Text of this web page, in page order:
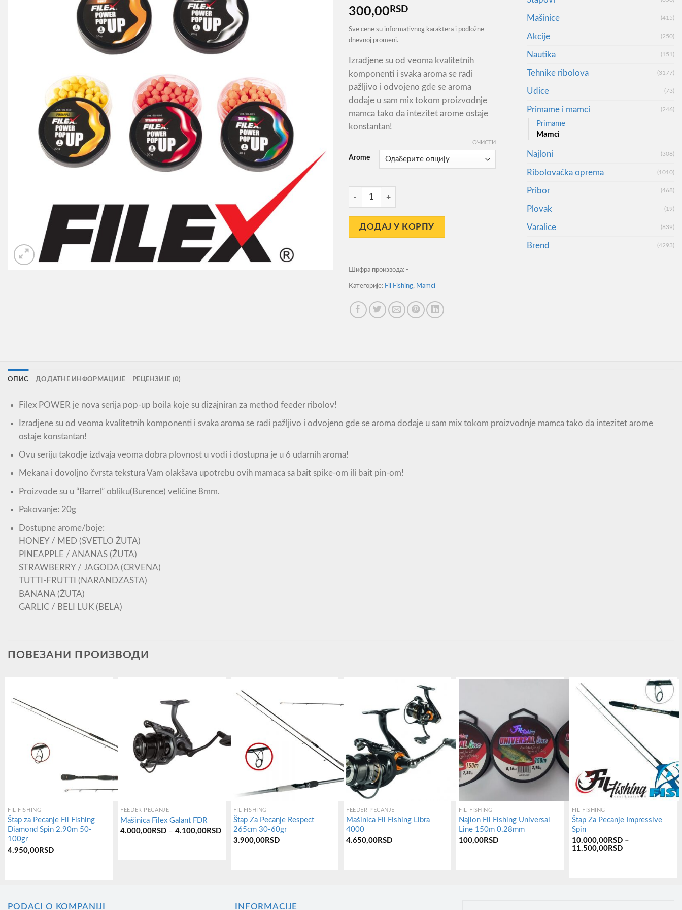
300,00 RSD
Sve cene su informativnog karaktera i podložne
dnevnoj promeni.
Izradjene su od veoma kvalitetnih
komponenti i svaka aroma se radi
pažljivo i odvojeno gde se aroma
dodaje u sam mix tokom proizvodnje
mamca tako da intezitet arome ostaje
konstantan!
Arome
ОЧИСТИ
Pop Up Filex Power 8mm количина
ДОДАЈ У КОРПУ
Шифра производа: -
Категорије: Fil Fishing, Mamci
Mašinice (415)
Akcije (250)
Nautika (151)
Tehnike ribolova (3177)
Udice (73)
Primame i mamci (246)
Primame
Mamci
Najloni (308)
Ribolovačka oprema (1010)
Pribor (468)
Plovak (19)
Varalice (839)
Brend (4293)
ОПИС ДОДАТНЕ ИНФОРМАЦИЈЕ РЕЦЕНЗИЈЕ (0)
Filex POWER je nova serija pop-up boila koje su dizajniran za method feeder ribolov!
Izradjene su od veoma kvalitetnih komponenti i svaka aroma se radi pažljivo i odvojeno gde se aroma dodaje u sam mix tokom proizvodnje mamca tako da intezitet arome
ostaje konstantan!
Ovu seriju takodje izdvaja veoma dobra plovnost u vodi i dostupna je u 6 udarnih aroma!
Mekana i dovoljno čvrsta tekstura Vam olakšava upotrebu ovih mamaca sa bait spike-om ili bait pin-om!
Proizvode su u “Barrel” obliku(Burence) veličine 8mm.
Pakovanje: 20g
Dostupne arome/boje:
HONEY / MED (SVETLO ŽUTA)
PINEAPPLE / ANANAS (ŽUTA)
STRAWBERRY / JAGODA (CRVENA)
TUTTI-FRUTTI (NARANDZASTA)
BANANA (ŽUTA)
GARLIC / BELI LUK (BELA)
ПОВЕЗАНИ ПРОИЗВОДИ
FIL FISHING
Štap za Pecanje Fil Fishing
Diamond Spin 2.90m 50-
100gr
4.950,00 RSD
FEEDER PECANJE
Mašinica Filex Galant FDR
4.000,00 RSD – 4.100,00 RSDРаспон
цена:
FIL FISHING
Štap Za Pecanje Respect
265cm 30-60gr
3.900,00RSD
FEEDER PECANJE
Mašinica Fil Fishing Libra
4000
4.650,00RSD
FIL FISHING
Najlon Fil Fishing Universal
Line 150m 0.28mm
100,00 RSD
FIL FISHING
Štap Za Pecanje Impressive
Spin
10.000,00RSD –
11.500,00RSDРаспон
PODACI O KOMPANIJI INFORMACIJE